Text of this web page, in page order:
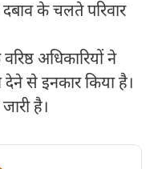
के चलते परिवार
अधिकारियों ने
से इनकार किया है।
है।